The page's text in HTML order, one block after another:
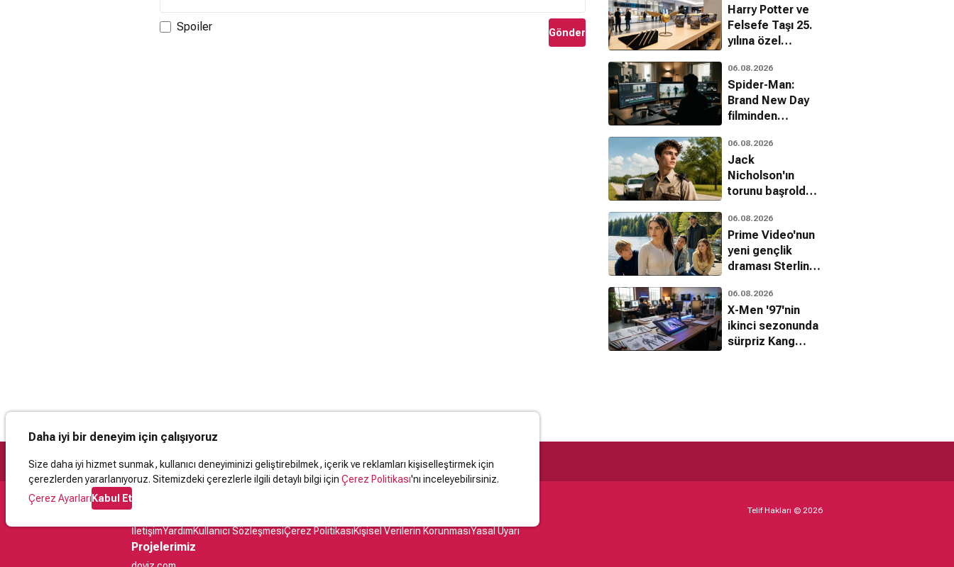
Spoiler Gönder
Harry Potter ve
Felsefe Taşı 25.
yılına özel
sinemalara
dönüyor
06.08.2026
Spider-Man:
Brand New Day
filminden
belli oldu
06.08.2026
Jack
Nicholson'ın
torunu başrolde:
ilk fragman
06.08.2026
Prime Video'nun
yeni gençlik
draması Sterling
her şey
06.08.2026
X-Men '97'nin
ikinci sezonunda
sürpriz Kang
Daha iyi bir deneyim için çalışıyoruz
Size daha iyi hizmet sunmak, kullanıcı deneyiminizi geliştirebilmek, içerik ve reklamları kişiselleştirmek için
çerezlerden yararlanıyoruz. Sitemizdeki çerezlerle ilgili detaylı bilgi için Çerez Politikası'nı inceleyebilirsiniz.
Çerez AyarlarıKabul Et
Destek
İletişimYardımKullanıcı SözleşmesiÇerez PolitikasıKişisel Verilerin KorunmasıYasal Uyarı
Projelerimiz
Telif Hakları © 2026